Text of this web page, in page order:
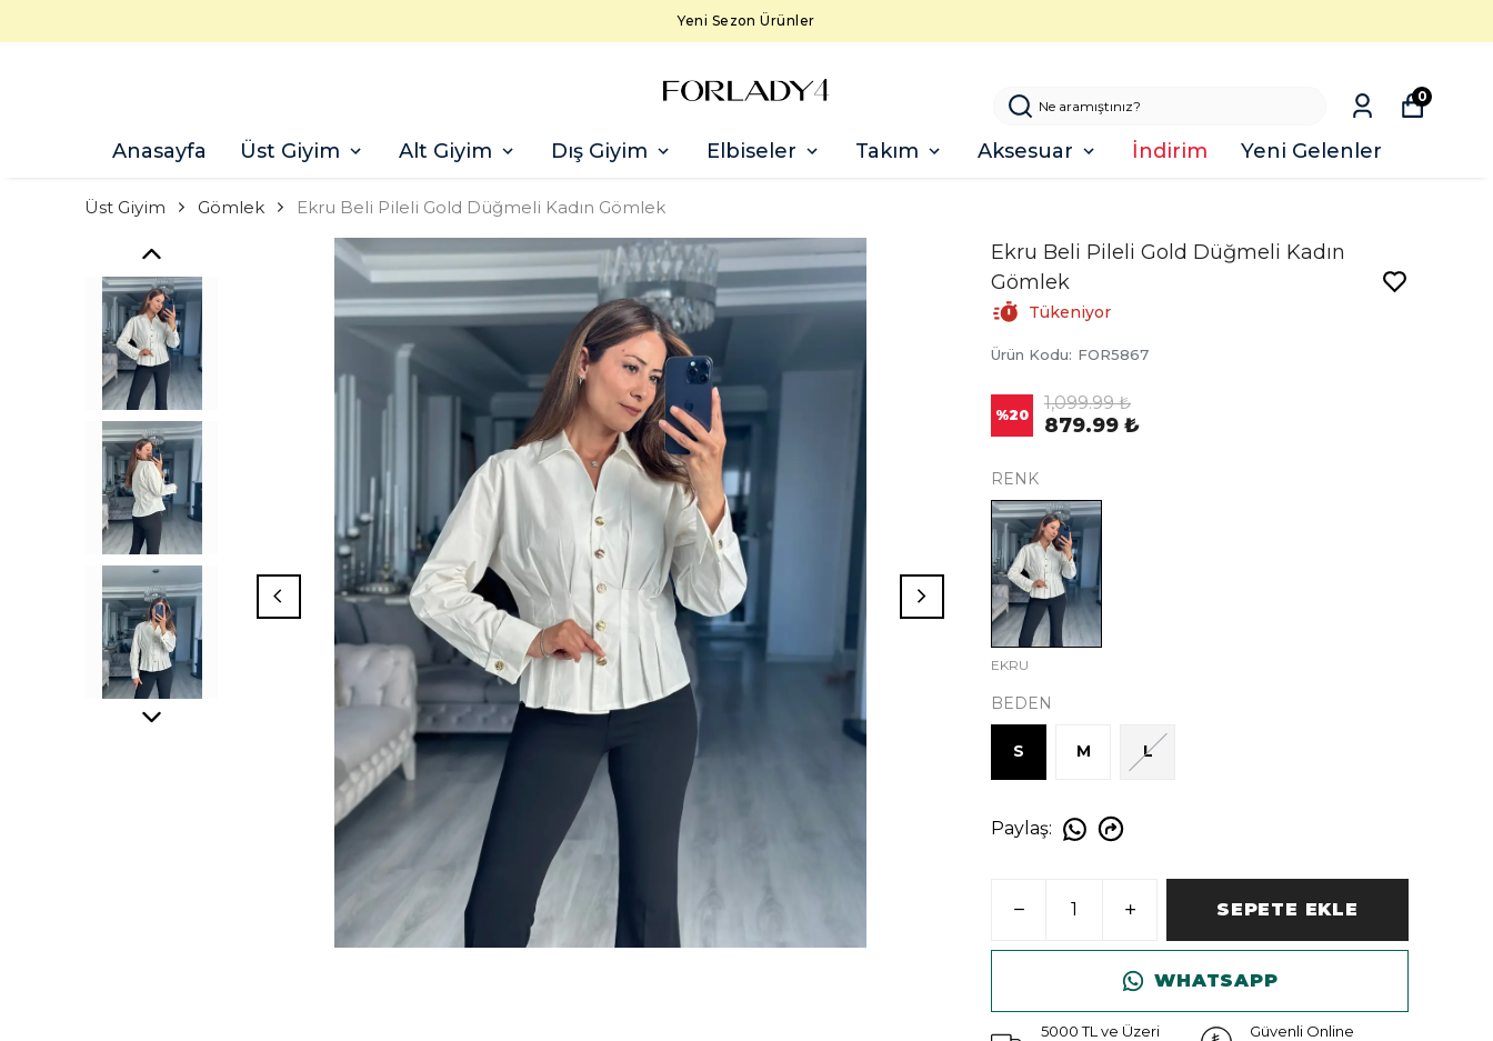
Yeni Sezon Ürünler
Anasayfa Üst Giyim Alt Giyim Dış Giyim Elbiseler Takım Aksesuar İndirim Yeni Gelenler
0
Üst Giyim Gömlek Ekru Beli Pileli Gold Düğmeli Kadın Gömlek
Ekru Beli Pileli Gold Düğmeli Kadın
Gömlek
Tükeniyor
Ürün Kodu: FOR5867
%20
1,099.99 ₺
879.99 ₺
RENK
EKRU
BEDEN
S M L
Paylaş:
SEPETE EKLE
WHATSAPP
5000 TL ve Üzeri
Güvenli Online